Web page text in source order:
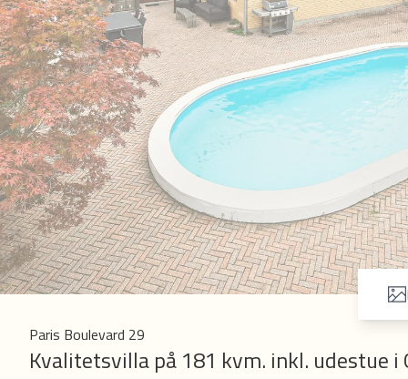
Paris Boulevard 29
Kvalitetsvilla på 181 kvm. inkl. udestue